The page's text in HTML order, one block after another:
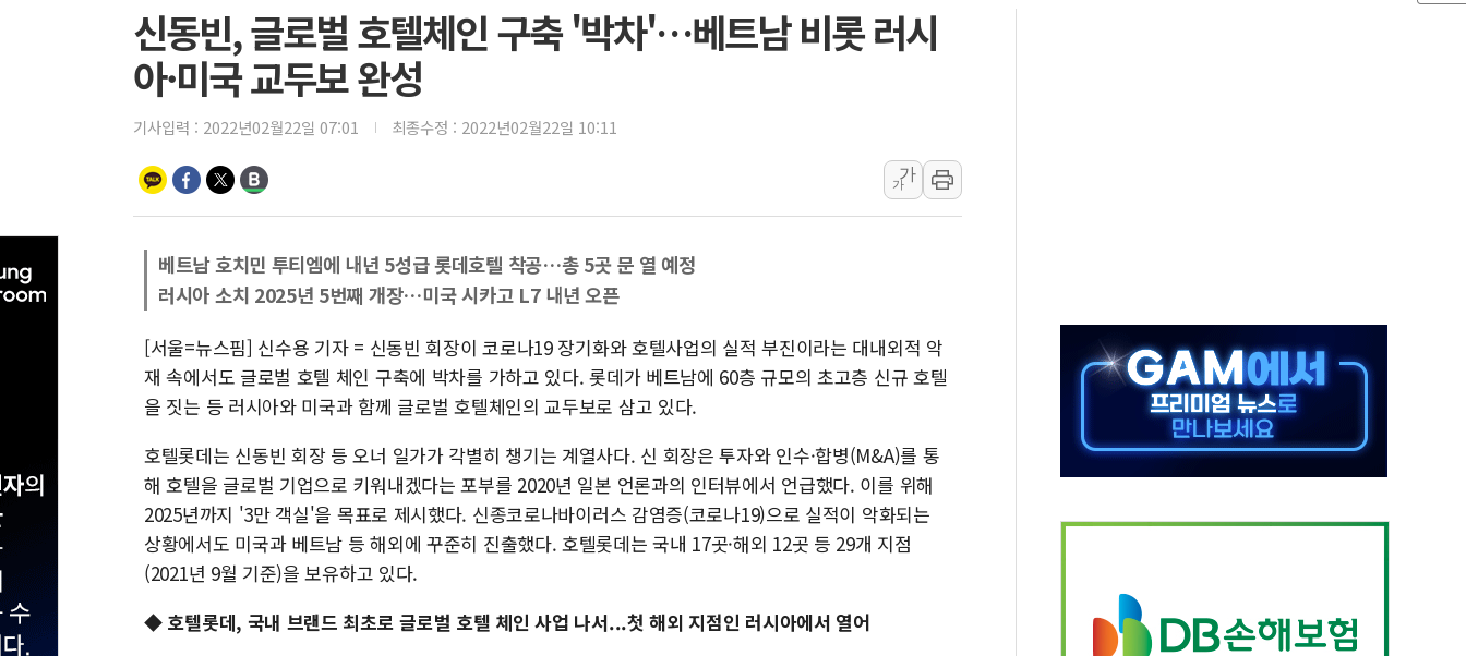
이번주 국내 주요 금융일정(8.10~8.14)
美, 이란전 출구전략 만지작…공습 한계·탄약 부족 현실화
李대통령 "결혼 때문에 손해 보는 일 없게"…'결혼 페널티' 22개 과제 손본다
'화합' 꺼낸 김민석에 '뻔뻔' 받아친 정청래…제주 연설서 신경전 고조
李대통령, ISA 개편 재검토 지시…與 "적극 환영"·野 "졸속 국정"
신동빈, 글로벌 호텔체인 구축 '박차'…베트남 비롯 러시
아·미국 교두보 완성
기사입력 : 2022년02월22일 07:01 최종수정 : 2022년02월22일 10:11
가
가
베트남 호치민 투티엠에 내년 5성급 롯데호텔 착공…총 5곳 문 열 예정
러시아 소치 2025년 5번째 개장…미국 시카고 L7 내년 오픈
[서울=뉴스핌] 신수용 기자 = 신동빈 회장이 코로나19 장기화와 호텔사업의 실적 부진이라는 대내외적 악
재 속에서도 글로벌 호텔 체인 구축에 박차를 가하고 있다. 롯데가 베트남에 60층 규모의 초고층 신규 호텔
을 짓는 등 러시아와 미국과 함께 글로벌 호텔체인의 교두보로 삼고 있다.
호텔롯데는 신동빈 회장 등 오너 일가가 각별히 챙기는 계열사다. 신 회장은 투자와 인수·합병(M&A)를 통
해 호텔을 글로벌 기업으로 키워내겠다는 포부를 2020년 일본 언론과의 인터뷰에서 언급했다. 이를 위해
2025년까지 '3만 객실'을 목표로 제시했다. 신종코로나바이러스 감염증(코로나19)으로 실적이 악화되는
상황에서도 미국과 베트남 등 해외에 꾸준히 진출했다. 호텔롯데는 국내 17곳·해외 12곳 등 29개 지점
(2021년 9월 기준)을 보유하고 있다.
◆ 호텔롯데, 국내 브랜드 최초로 글로벌 호텔 체인 사업 나서...첫 해외 지점인 러시아에서 열어